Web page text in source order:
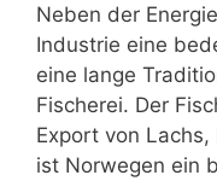
Neben der
Industrie eine
eine lange
Fischerei. Der
Export von
ist Norwegen ein